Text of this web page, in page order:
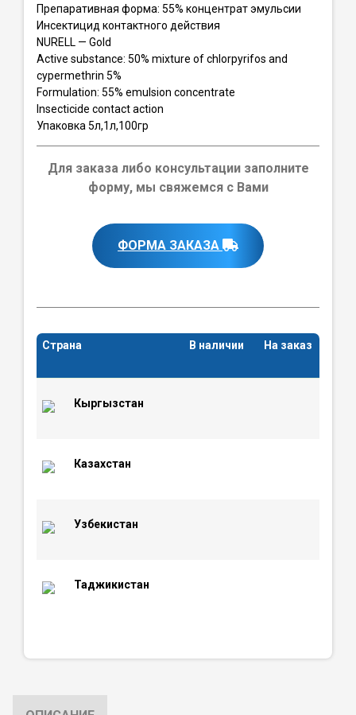
Препаративная форма: 55% концентрат эмульсии
Инсектицид контактного действия
NURELL — Gold
Active substance: 50% mixture of chlorpyrifos and
cypermethrin 5%
Formulation: 55% emulsion concentrate
Insecticide contact action
Упаковка 5л,1л,100гр
Для заказа либо консультации заполните
форму, мы свяжемся с Вами
ФОРМА ЗАКАЗА
Страна В наличии На заказ
Кыргызстан
Казахстан
Узбекистан
Таджикистан